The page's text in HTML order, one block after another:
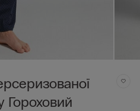
Гороховий